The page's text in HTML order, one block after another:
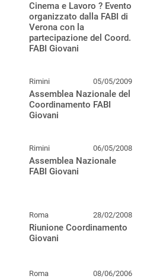
Cinema e Lavoro ? Evento
organizzato dalla FABI di
Verona con la
partecipazione del Coord.
FABI Giovani
Rimini 05/05/2009
Assemblea Nazionale del
Coordinamento FABI
Giovani
Rimini 06/05/2008
Assemblea Nazionale
FABI Giovani
Roma 28/02/2008
Riunione Coordinamento
Giovani
Roma 08/06/2006